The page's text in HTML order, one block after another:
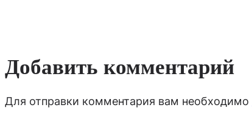
Добавить комментарий
Для отправки комментария вам необходимо